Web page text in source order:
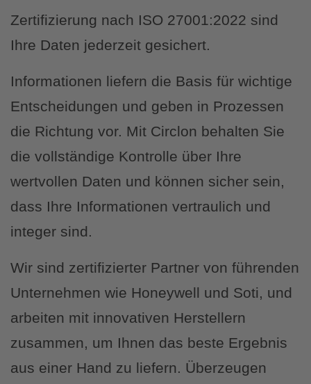
Zertifizierung nach ISO 27001:2022 sind
Ihre Daten jederzeit gesichert.
Informationen liefern die Basis für wichtige
Entscheidungen und geben in Prozessen
die Richtung vor. Mit Circlon behalten Sie
die vollständige Kontrolle über Ihre
wertvollen Daten und können sicher sein,
dass Ihre Informationen vertraulich und
integer sind.
Wir sind zertifizierter Partner von führenden
Unternehmen wie Honeywell und Soti, und
arbeiten mit innovativen Herstellern
zusammen, um Ihnen das beste Ergebnis
aus einer Hand zu liefern. Überzeugen